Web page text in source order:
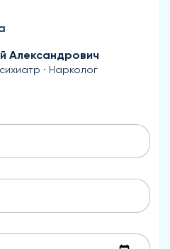
Александрович
· Нарколог